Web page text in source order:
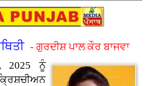
- ਗੁਰਦੀਸ਼ ਪਾਲ ਕੌਰ ਬਾਜਵਾ
2025 ਨੂੰ